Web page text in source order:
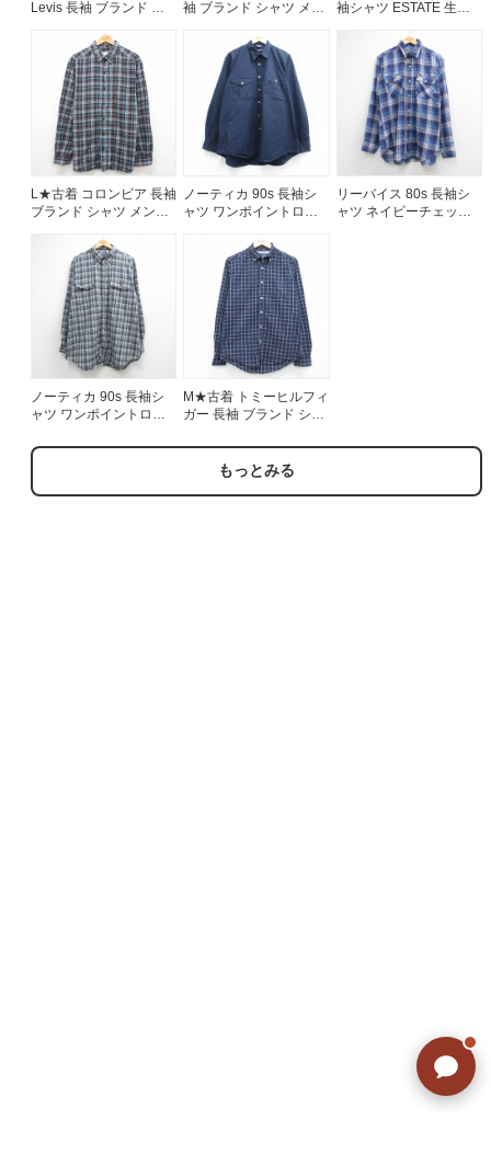
Levis 長袖 ブランド シ
コットン ブルー ストラ
イプ 26aug07
袖 ブランド シャツ メン
ントロゴ 大きいサイズ
ロング丈 レーヨン グレ
ー 霜降り 26aug07
袖シャツ ESTATE 生成
L★古着 コロンビア 長袖
ブランド シャツ メンズ
ネイビー チェック
26aug07
ノーティカ 90s 長袖シ
ャツ ワンポイントロゴ
リーバイス 80s 長袖シ
ャツ ネイビーチェック
ノーティカ 90s 長袖シ
ャツ ワンポイントロゴ
ズXL相当 | 古着
M★古着 トミーヒルフィ
ガー 長袖 ブランド シャ
ック 26aug07
もっとみる